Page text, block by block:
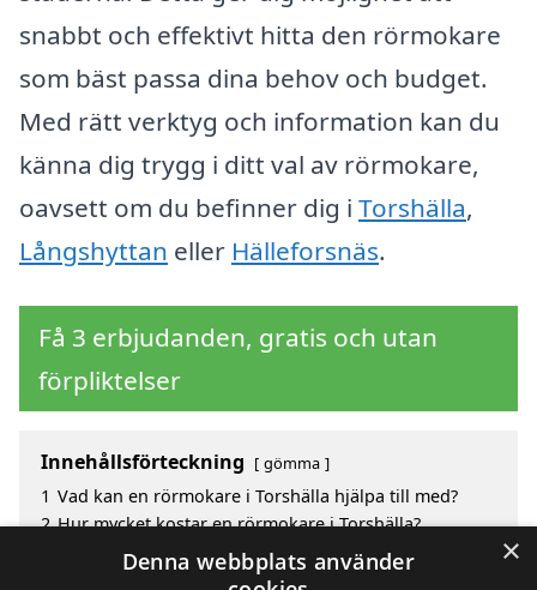
snabbt och effektivt hitta den rörmokare
som bäst passa dina behov och budget.
Med rätt verktyg och information kan du
känna dig trygg i ditt val av rörmokare,
oavsett om du befinner dig i Torshälla,
Långshyttan eller Hälleforsnäs.
Få 3 erbjudanden, gratis och utan
förpliktelser
Innehållsförteckning gömma
1 Vad kan en rörmokare i Torshälla hjälpa till med?
2 Hur mycket kostar en rörmokare i Torshälla?
Fördelar med att välja rörmokare i Torshälla
Sök efter en skicklig rörmokare i de omgivande
×
Denna webbplats använder